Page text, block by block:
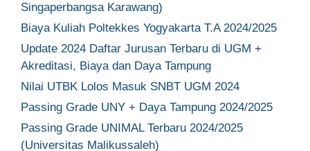
Singaperbangsa Karawang)
Biaya Kuliah Poltekkes Yogyakarta T.A 2024/2025
Update 2024 Daftar Jurusan Terbaru di UGM +
Akreditasi, Biaya dan Daya Tampung
Nilai UTBK Lolos Masuk SNBT UGM 2024
Passing Grade UNY + Daya Tampung 2024/2025
Passing Grade UNIMAL Terbaru 2024/2025
(Universitas Malikussaleh)